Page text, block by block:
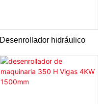
Desenrollador hidráulico